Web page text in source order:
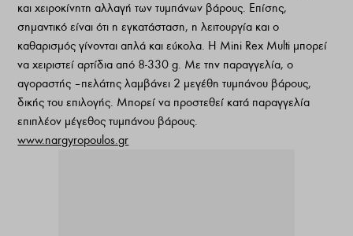
και χειροκίνητη αλλαγή των τυμπάνων βάρους. Επίσης,
σημαντικό είναι ότι η εγκατάσταση, η λειτουργία και ο
καθαρισμός γίνονται απλά και εύκολα. Η Mini Rex Multi μπορεί
να χειριστεί αρτίδια από 8-330 g. Με την παραγγελία, ο
αγοραστής – πελάτης λαμβάνει 2 μεγέθη τυμπάνου βάρους,
δικής του επιλογής. Μπορεί να προστεθεί κατά παραγγελία
επιπλέον μέγεθος τυμπάνου βάρους.
www.nargyropoulos.gr